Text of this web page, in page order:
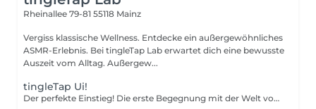
Rheinallee 79-81 55118 Mainz
Vergiss klassische Wellness. Entdecke ein außergewöhnliches
ASMR-Erlebnis. Bei tingleTap Lab erwartet dich eine bewusste
Auszeit vom Alltag. Außergew...
tingleTap Ui!
Der perfekte Einstieg! Die erste Begegnung mit der Welt von tingleTap Lab. Dein Einstieg in die Welt des ASMR und eine bewusste Auszeit vom Alltag. Inklusive: Nutzung von bis zu 4 facettenreichen tingleTaps.